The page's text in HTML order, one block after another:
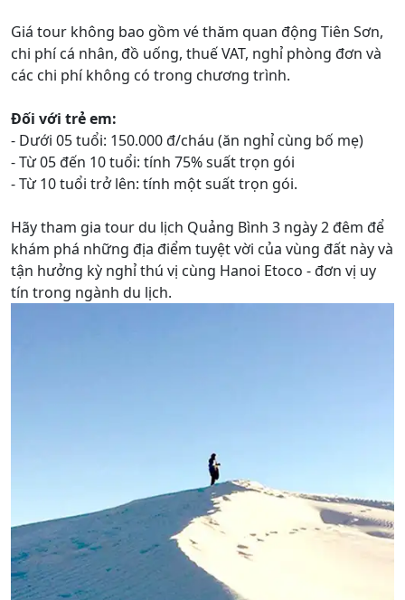
Giá tour không bao gồm vé thăm quan động Tiên Sơn,
chi phí cá nhân, đồ uống, thuế VAT, nghỉ phòng đơn và
các chi phí không có trong chương trình.
Đối với trẻ em:
- Dưới 05 tuổi: 150.000 đ/cháu (ăn nghỉ cùng bố mẹ)
- Từ 05 đến 10 tuổi: tính 75% suất trọn gói
- Từ 10 tuổi trở lên: tính một suất trọn gói.
Hãy tham gia tour du lịch Quảng Bình 3 ngày 2 đêm để
khám phá những địa điểm tuyệt vời của vùng đất này và
tận hưởng kỳ nghỉ thú vị cùng Hanoi Etoco - đơn vị uy
tín trong ngành du lịch.